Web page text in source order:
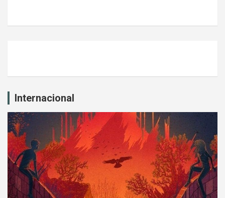
Internacional